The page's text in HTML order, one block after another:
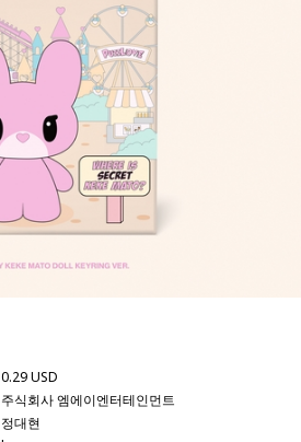
0.29 USD
주식회사 엠에이엔터테인먼트
정대현